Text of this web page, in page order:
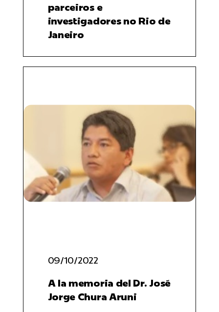
parceiros e
investigadores no Rio de
Janeiro
09/10/2022
A la memoria del Dr. José
Jorge Chura Aruni